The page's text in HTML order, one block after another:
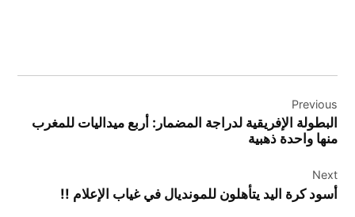
المقالات
Previous
البطولة الإفريقية لدراجة المضمار: أربع ميداليات للمغرب
منها واحدة ذهبية
Next
أسود كرة اليد يتأهلون للمونديال في غياب الإعلام !!